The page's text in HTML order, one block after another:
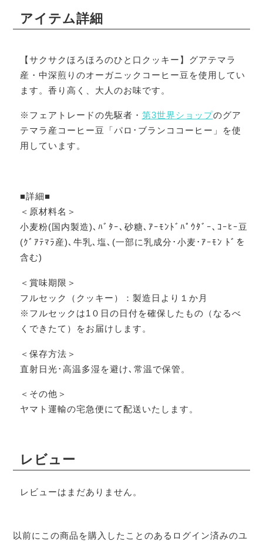
アイテム詳細
【サクサクほろほろのひと口クッキー】グアテマラ
産・中深煎りのオーガニックコーヒー豆を使用してい
ます。香り高く、大人のお味です。
※フェアトレードの先駆者・ 第3世界ショップのグア
テマラ産コーヒー豆「パロ･ブランココーヒー」を使
用しています。
■詳細■
＜原材料名＞
小麦粉(国内製造)､ﾊﾞﾀｰ､砂糖､ｱｰﾓﾝﾄﾞﾊﾟｳﾀﾞｰ､ｺｰﾋｰ豆
(ｸﾞｱﾃﾏﾗ産)､牛乳､塩､(一部に乳成分･小麦･ｱｰﾓﾝ ﾄﾞを
含む)
＜賞味期限＞
フルセック（クッキー）：製造日より１か月
※フルセックは1０日の日付を確保したもの（なるべ
くできたて）をお届けします。
＜保存方法＞
直射日光･高温多湿を避け､常温で保管。
＜その他＞
ヤマト運輸の宅急便にて配送いたします。
レビュー
レビューはまだありません。
以前にこの商品を購入したことのあるログイン済みのユ